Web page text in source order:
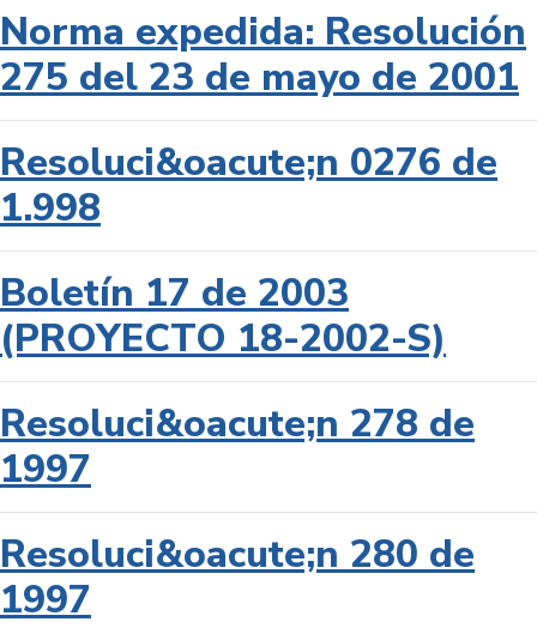
Norma expedida: Resolución
275 del 23 de mayo de 2001
Resoluci&oacute;n 0276 de
1.998
Boletín 17 de 2003
(PROYECTO 18-2002-S)
Resoluci&oacute;n 278 de
1997
Resoluci&oacute;n 280 de
1997